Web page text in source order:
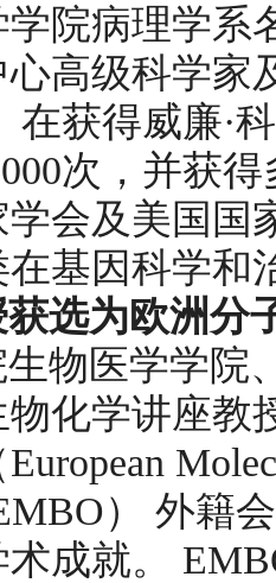
院病理学系
高级科学家
在获得威廉·
次，并获
会及美国国
基因科学和
选为欧洲分
物医学学院
化学讲座教
） 外籍
成就。